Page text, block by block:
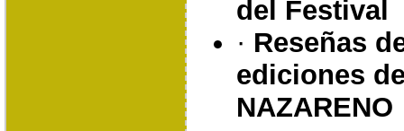
del Festival
· Reseñas
ediciones
NAZARENO